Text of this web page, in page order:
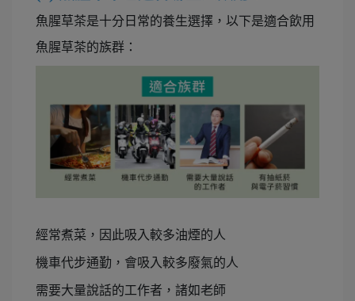
魚腥草茶是十分日常的養生選擇，以下是適合飲用
魚腥草茶的族群：
經常煮菜，因此吸入較多油煙的人
機車代步通勤，會吸入較多廢氣的人
需要大量說話的工作者，諸如老師